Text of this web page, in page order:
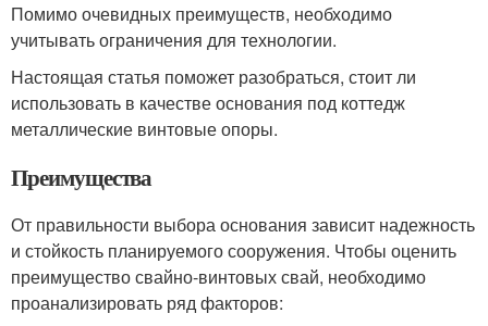
Помимо очевидных преимуществ, необходимо
учитывать ограничения для технологии.
Настоящая статья поможет разобраться, стоит ли
использовать в качестве основания под коттедж
металлические винтовые опоры.
Преимущества
От правильности выбора основания зависит надежность
и стойкость планируемого сооружения. Чтобы оценить
преимущество свайно-винтовых свай, необходимо
проанализировать ряд факторов: